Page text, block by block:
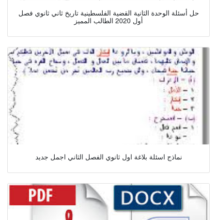
حل أسئلة الوحدة الثانية القضية الفلسطينية تاريخ ثاني ثانوي فصل
أول 2020 الطالب المميز
نماذج اسئلة بلاغة اول ثانوي الفصل الثاني اجمل جديد